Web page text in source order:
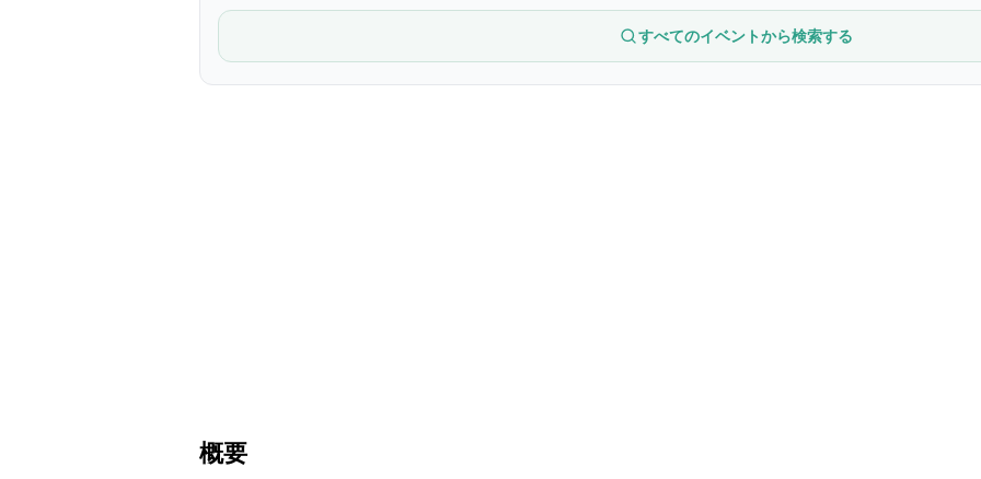
すべてのイベントから検索する
概要